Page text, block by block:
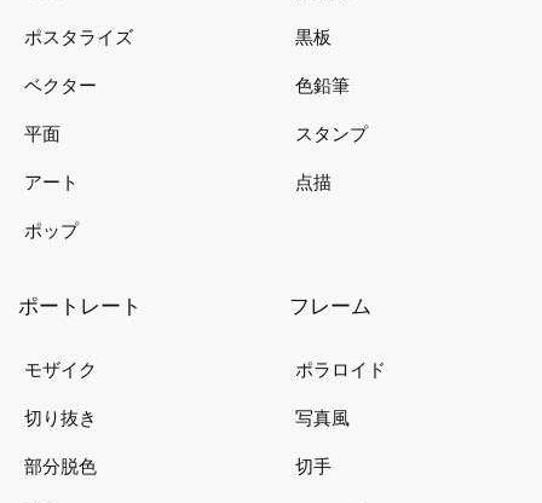
ポスタライズ
ベクター
平面
アート
ポップ
黒板
色鉛筆
スタンプ
点描
ポートレート
モザイク
切り抜き
部分脱色
フレーム
ポラロイド
写真風
切手